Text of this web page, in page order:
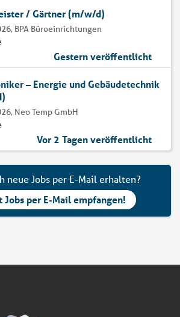
/ Gärtner (m/w/d)
BPA Büroeinrichtungen
Gestern veröffentlicht
– Energie und Gebäudetechnik
Neo Temp GmbH
Vor 2 Tagen veröffentlicht
neue Jobs per E-Mail erhalten?
Jobs per E-Mail empfangen!